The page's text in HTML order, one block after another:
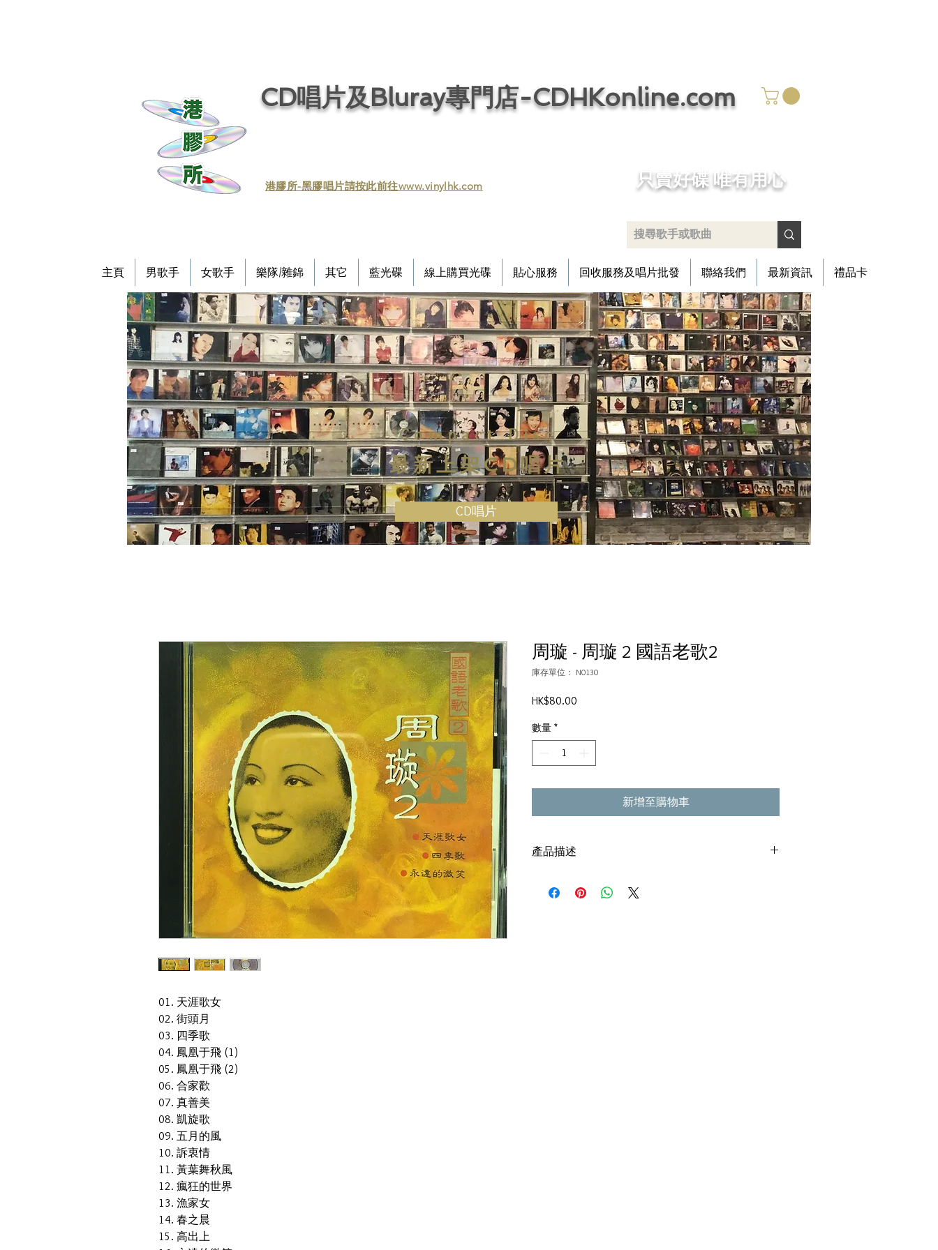
CD唱片及Bluray專門店-CDHKonline.com
​港膠所-黑膠唱片請按此前往www.vinylhk.com ​只賣好碟 唯有用心
主頁 男歌手 女歌手 樂隊/雜錦 其它 藍光碟 線上購買光碟 貼心服務 回收服務及唱片批發 聯絡我們 最新資訊 禮品卡
Compact Disc
最新上架CD唱片
CD唱片
01. 天涯歌女
02. 街頭月
03. 四季歌
04. 鳳凰于飛 (1)
05. 鳳凰于飛 (2)
06. 合家歡
07. 真善美
08. 凱旋歌
09. 五月的風
10. 訴衷情
11. 黃葉舞秋風
12. 瘋狂的世界
13. 漁家女
14. 春之晨
15. 高出上
周璇 - 周璇 2 國語老歌2
庫存單位： N0130
HK$80.00
數量 *
新增至購物車
產品描述
有歌詞